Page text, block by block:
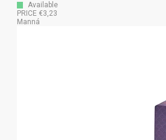
Available
PRICE €3,23
Manná